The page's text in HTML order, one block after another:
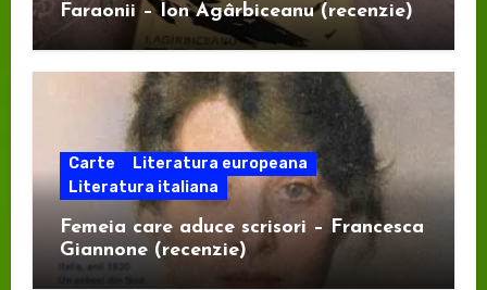
Faraonii – Ion Agârbiceanu (recenzie)
Carte
Literatura europeana
Literatura italiana
Femeia care aduce scrisori – Francesca
Giannone (recenzie)